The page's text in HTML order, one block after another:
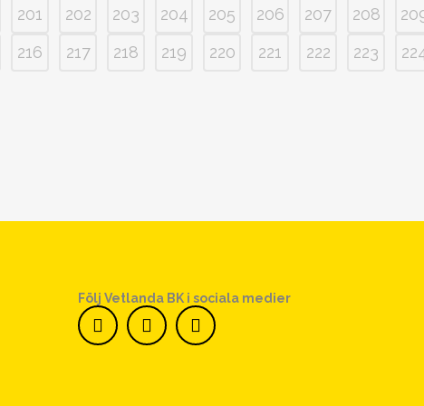
201 202 203 204 205 206 207 208
216 217 218 219 220 221 222 223
Följ Vetlanda BK i sociala medier